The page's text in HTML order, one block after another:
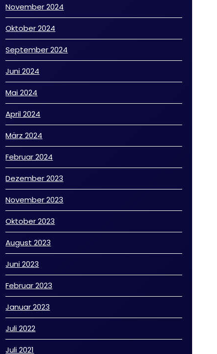
November 2024
Oktober 2024
September 2024
Juni 2024
Mai 2024
April 2024
März 2024
Februar 2024
Dezember 2023
November 2023
Oktober 2023
August 2023
Juni 2023
Februar 2023
Januar 2023
Juli 2022
Juli 2021